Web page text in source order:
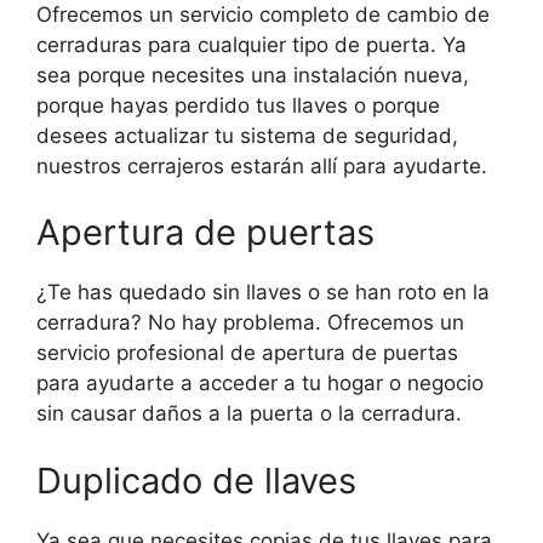
Ofrecemos un servicio completo de cambio de
cerraduras para cualquier tipo de puerta. Ya
sea porque necesites una instalación nueva,
porque hayas perdido tus llaves o porque
desees actualizar tu sistema de seguridad,
nuestros cerrajeros estarán allí para ayudarte.
Apertura de puertas
¿Te has quedado sin llaves o se han roto en la
cerradura? No hay problema. Ofrecemos un
servicio profesional de apertura de puertas
para ayudarte a acceder a tu hogar o negocio
sin causar daños a la puerta o la cerradura.
Duplicado de llaves